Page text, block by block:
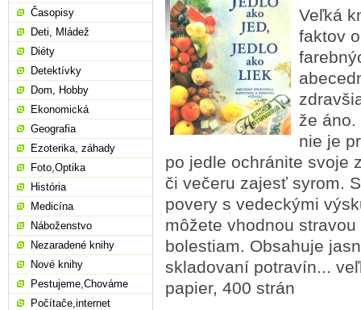
Veľká
faktov
že áno.
nie je
po jedle ochránite svoje
či večeru zajesť syrom.
povery s vedeckými
môžete vhodnou
bolestiam. Obsahuje
skladovaní potravín...
papier, 400 strán
Časopisy
Deti, Mládež
Diéty
Detektívky
Dom, Hobby
Ekonomická
Geografia
Ezoterika, záhady
Foto,Optika
História
Medicína
Náboženstvo
Nezaradené knihy
Nové knihy
Pestujeme,Chováme
Počítače,internet